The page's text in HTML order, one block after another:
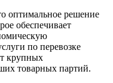
оптимальное решение
обеспечивает
по перевозке
крупных
товарных партий.